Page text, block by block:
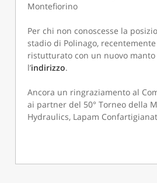
Montefiorino
Per chi non conoscesse la
stadio di Polinago,
ristutturato con un nuovo manto
l’indirizzo.
Ancora un ringraziamento al
ai partner del 50° Torneo della
Hydraulics, Lapam